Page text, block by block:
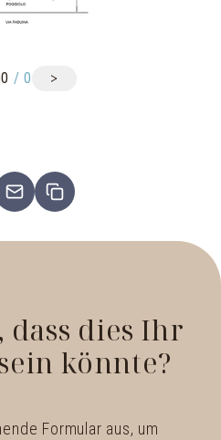
0 /0 >
dass dies Ihr
könnte?
Formular aus, um